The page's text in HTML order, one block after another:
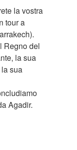
la vostra
tour a
Regno del
la sua
sua
Agadir.